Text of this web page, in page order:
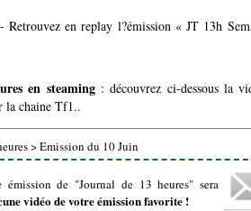
en replay l?émission « JT 13h
en steaming: découvrez ci-dessous la
la chaine Tf1..
>Emission du 10 Juin
de "Journal de 13 heures" sera
vidéo de votre émission favorite !